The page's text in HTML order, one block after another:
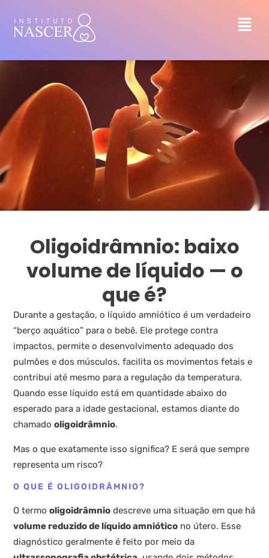
Oligoidrâmnio: baixo
volume de líquido — o
que é?
Durante a gestação, o líquido amniótico é um verdadeiro
“berço aquático” para o bebê. Ele protege contra
impactos, permite o desenvolvimento adequado dos
pulmões e dos músculos, facilita os movimentos fetais e
contribui até mesmo para a regulação da temperatura.
Quando esse líquido está em quantidade abaixo do
esperado para a idade gestacional, estamos diante do
chamadooligoidrâmnio.
Mas o que exatamente isso significa? E será que sempre
representa um risco?
O QUE É OLIGOIDRÂMNIO?
O termooligoidrâmnio descreve uma situação em que há
volume reduzido de líquido amniótico no útero. Esse
diagnóstico geralmente é feito por meio da